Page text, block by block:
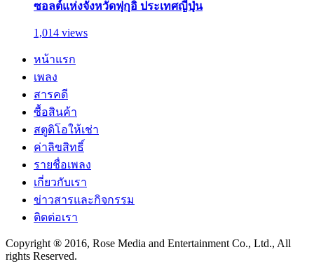
ซอลต์แห่งจังหวัดฟุกุอิ ประเทศญี่ปุ่น
1,014 views
หน้าแรก
เพลง
สารคดี
ซื้อสินค้า
สตูดิโอให้เช่า
ค่าลิขสิทธิ์
รายชื่อเพลง
เกี่ยวกับเรา
ข่าวสารและกิจกรรม
ติดต่อเรา
Copyright ® 2016, Rose Media and Entertainment Co., Ltd., All
rights Reserved.